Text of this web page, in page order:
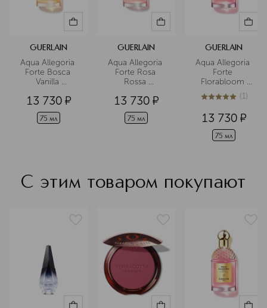
GUERLAIN
Aqua Allegoria
Forte Bosca
Vanilla
вода
13 730 ¤
75 мл
GUERLAIN
Aqua Allegoria
Forte Rosa
Rossa
вода
13 730 ¤
75 мл
GUERLAIN
Aqua Allegoria
Forte
Florabloom
Парфюмерная
вода
5из 51 (1)
13 730 ¤
75 мл
С этим товаром покупают